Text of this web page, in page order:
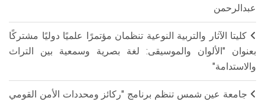
عبدالرحمن
كليتا الآثار والتربية النوعية تنظمان مؤتمرًا علميًا دوليًا مشتركًا
بعنوان "الألوان والموسيقى: لغة بصرية وسمعية بين التراث
والاستدامة"
جامعة عين شمس تنظم برنامج "ركائز ومحددات الأمن القومي